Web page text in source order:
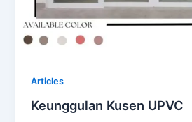
Articles
Keunggulan Kusen UPVC